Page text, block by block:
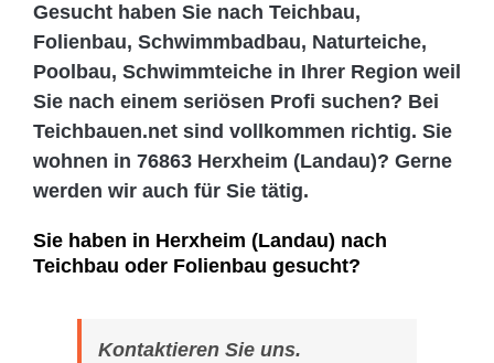
Gesucht haben Sie nach Teichbau,
Folienbau, Schwimmbadbau, Naturteiche,
Poolbau, Schwimmteiche in Ihrer Region weil
Sie nach einem seriösen Profi suchen? Bei
Teichbauen.net sind vollkommen richtig. Sie
wohnen in 76863 Herxheim (Landau)? Gerne
werden wir auch für Sie tätig.
Sie haben in Herxheim (Landau) nach
Teichbau oder Folienbau gesucht?
Kontaktieren Sie uns.